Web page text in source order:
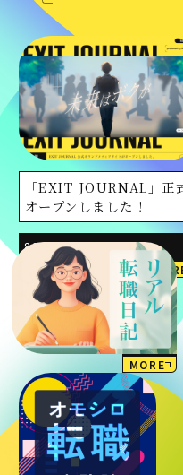
「EXIT JOURNAL」正
オープンしました！
82ビュー
MORE